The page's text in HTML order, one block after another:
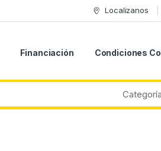
Localizanos
Financiación Condiciones